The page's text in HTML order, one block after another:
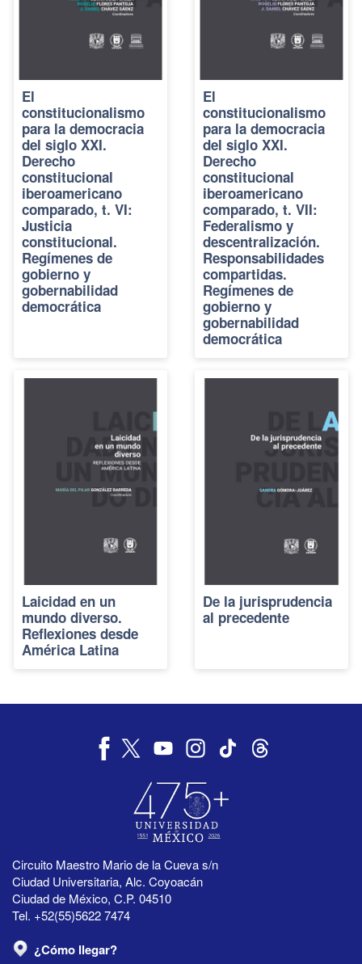
El
constitucionalismo
para la democracia
del siglo XXI.
Derecho
constitucional
iberoamericano
comparado, t. VI:
Justicia
constitucional.
Regímenes de
gobierno y
gobernabilidad
democrática
El
constitucionalismo
para la democracia
del siglo XXI.
Derecho
constitucional
iberoamericano
comparado, t. VII:
Federalismo y
descentralización.
Responsabilidades
compartidas.
Regímenes de
gobierno y
gobernabilidad
democrática
Laicidad en un
mundo diverso.
Reflexiones desde
América Latina
De la jurisprudencia
al precedente
Circuito Maestro Mario de la Cueva s/n
Ciudad Universitaria, Alc. Coyoacán
Ciudad de México, C.P. 04510
Tel. +52(55)5622 7474
¿Cómo llegar?